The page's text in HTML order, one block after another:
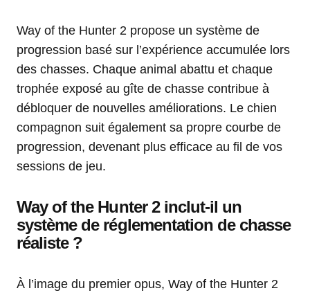
Way of the Hunter 2 propose un système de
progression basé sur l’expérience accumulée lors
des chasses. Chaque animal abattu et chaque
trophée exposé au gîte de chasse contribue à
débloquer de nouvelles améliorations. Le chien
compagnon suit également sa propre courbe de
progression, devenant plus efficace au fil de vos
sessions de jeu.
Way of the Hunter 2 inclut-il un
système de réglementation de chasse
réaliste ?
À l’image du premier opus, Way of the Hunter 2